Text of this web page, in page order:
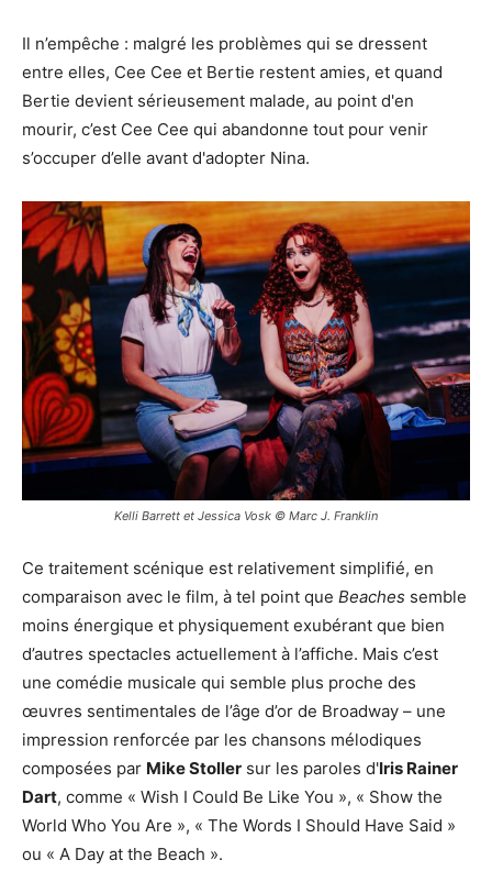
Il n’empêche : malgré les problèmes qui se dressent
entre elles, Cee Cee et Bertie restent amies, et quand
Bertie devient sérieusement malade, au point d'en
mourir, c’est Cee Cee qui abandonne tout pour venir
s’occuper d’elle avant d'adopter Nina.
Kelli Barrett et Jessica Vosk © Marc J. Franklin
Ce traitement scénique est relativement simplifié, en
comparaison avec le film, à tel point que Beaches semble
moins énergique et physiquement exubérant que bien
d’autres spectacles actuellement à l’affiche. Mais c’est
une comédie musicale qui semble plus proche des
œuvres sentimentales de l’âge d’or de Broadway – une
impression renforcée par les chansons mélodiques
composées par Mike Stoller sur les paroles d'Iris Rainer
Dart, comme « Wish I Could Be Like You », « Show the
World Who You Are », « The Words I Should Have Said »
ou « A Day at the Beach ».